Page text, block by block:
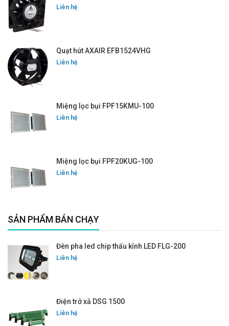
Liên hệ
Quạt hút AXAIR EFB1524VHG
Liên hệ
Miệng lọc bụi FPF15KMU-100
Liên hệ
Miệng lọc bụi FPF20KUG-100
Liên hệ
SẢN PHẨM BÁN CHẠY
Đèn pha led chip thấu kính LED FLG-200
Liên hệ
Điện trở xả DSG 1500
Liên hệ